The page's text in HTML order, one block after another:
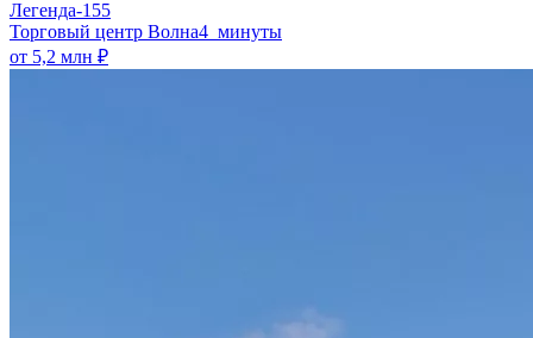
Легенда-155
​Торговый центр Волна4 минуты
от 5,2 млн ₽